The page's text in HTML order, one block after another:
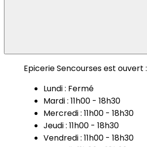
Epicerie Sencourses est ouvert :
Lundi : Fermé
Mardi : 11h00 - 18h30
Mercredi : 11h00 - 18h30
Jeudi : 11h00 - 18h30
Vendredi : 11h00 - 18h30